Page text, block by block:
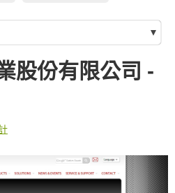
股份有限公司 -